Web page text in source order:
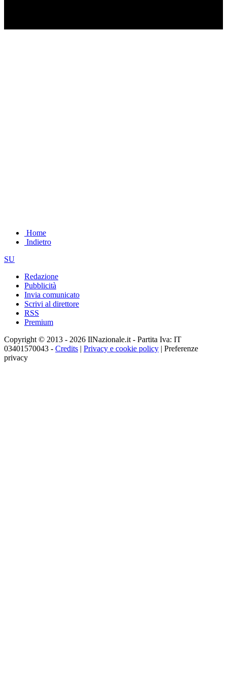
Home
Indietro
SU
Redazione
Pubblicità
Invia comunicato
Scrivi al direttore
RSS
Premium
Copyright © 2013 - 2026 IlNazionale.it - Partita Iva: IT
03401570043 - Credits | Privacy e cookie policy | Preferenze
privacy